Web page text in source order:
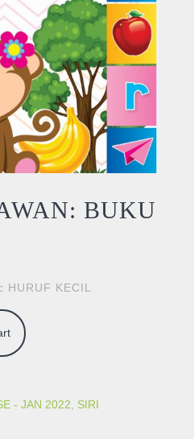
BUKU
HURUF KECIL
quantity
- JAN 2022
SIRI